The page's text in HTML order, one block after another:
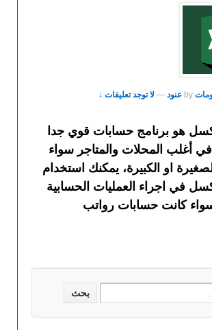
by عنود — لا توجد تعليقات ↓
هو برنامج حسابات قوي جدا
أغلب المحلات والمتاجر سواء
او الكبيرة، يمكنك استخدام
في اجراء العمليات الحسابية
سواء كانت حسابات رواتب